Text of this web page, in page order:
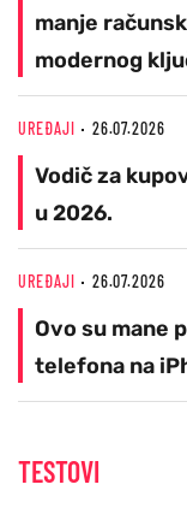
manje
modernog
UREĐAJI 26.07.2026
Vodič za
u 2026.
UREĐAJI 26.07.2026
Ovo su mane
telefona na
TESTOVI